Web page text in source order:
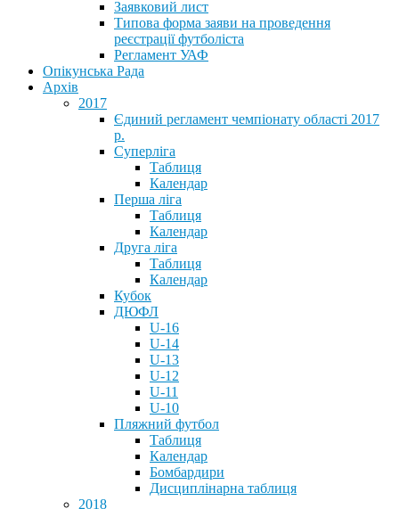
Заявковий лист
Типова форма заяви на проведення
реєстрації футболіста
Регламент УАФ
Опікунська Рада
Архів
2017
Єдиний регламент чемпіонату області 2017
р.
Суперліга
Таблиця
Календар
Перша ліга
Таблиця
Календар
Друга ліга
Таблиця
Календар
Кубок
ДЮФЛ
U-16
U-14
U-13
U-12
U-11
U-10
Пляжний футбол
Таблиця
Календар
Бомбардири
Дисциплінарна таблиця
2018